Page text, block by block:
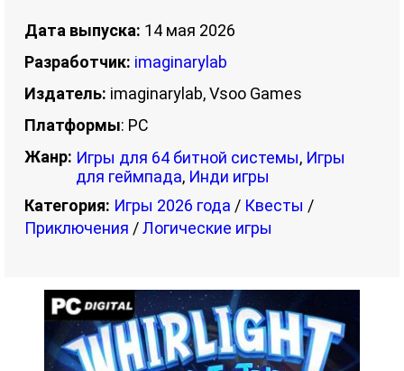
Дата выпуска: 14 мая 2026
Разработчик: imaginarylab
Издатель: imaginarylab, Vsoo Games
Платформы: PC
Жанр: Игры для 64 битной системы, Игры
для геймпада, Инди игры
Категория: Игры 2026 года / Квесты /
Приключения /Логические игры